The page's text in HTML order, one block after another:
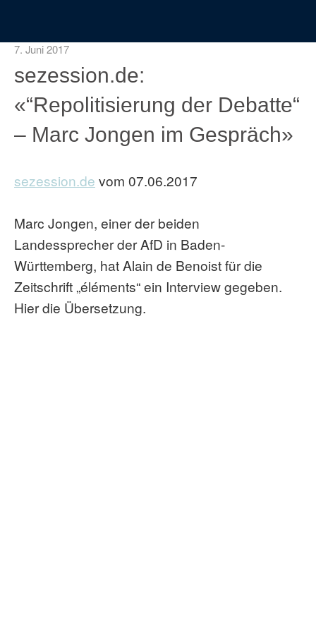
7. Juni 2017
sezession.de:
«“Repolitisierung der Debatte“
– Marc Jongen im Gespräch»
sezession.de vom 07.06.2017
Marc Jongen, einer der beiden
Landessprecher der AfD in Baden-
Württemberg, hat Alain de Benoist für die
Zeitschrift „éléments“ ein Interview gegeben.
Hier die Übersetzung.